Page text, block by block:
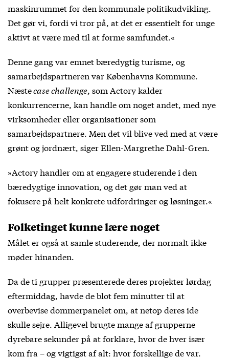
maskinrummet for den kommunale politikudvikling.
Det gør vi, fordi vi tror på, at det er essentielt for unge
aktivt at være med til at forme samfundet.«
Denne gang var emnet bæredygtig turisme, og
samarbejdspartneren var Københavns Kommune.
Næstecase challenge, som Actory kalder
konkurrencerne, kan handle om noget andet, med nye
virksomheder eller organisationer som
samarbejdspartnere. Men det vil blive ved med at være
grønt og jordnært, siger Ellen-Margrethe Dahl-Gren.
»Actory handler om at engagere studerende i den
bæredygtige innovation, og det gør man ved at
fokusere på helt konkrete udfordringer og løsninger.«
Folketinget kunne lære noget
Målet er også at samle studerende, der normalt ikke
møder hinanden.
Da de ti grupper præsenterede deres projekter lørdag
eftermiddag, havde de blot fem minutter til at
overbevise dommerpanelet om, at netop deres ide
skulle sejre. Alligevel brugte mange af grupperne
dyrebare sekunder på at forklare, hvor de hver især
kom fra – og vigtigst af alt: hvor forskellige de var.